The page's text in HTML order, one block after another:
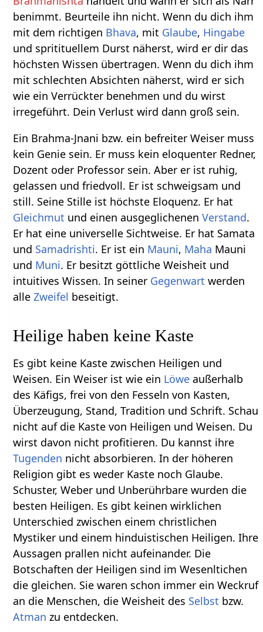
benimmt. Beurteile ihn nicht. Wenn du dich ihm
mit dem richtigen Bhava, mit Glaube, Hingabe
und spritituellem Durst näherst, wird er dir das
höchsten Wissen übertragen. Wenn du dich ihm
mit schlechten Absichten näherst, wird er sich
wie ein Verrückter benehmen und du wirst
irregeführt. Dein Verlust wird dann groß sein.
Ein Brahma-Jnani bzw. ein befreiter Weiser muss
kein Genie sein. Er muss kein eloquenter Redner,
Dozent oder Professor sein. Aber er ist ruhig,
gelassen und friedvoll. Er ist schweigsam und
still. Seine Stille ist höchste Eloquenz. Er hat
Gleichmut und einen ausgeglichenenVerstand.
Er hat eine universelle Sichtweise. Er hat Samata
und Samadrishti. Er ist ein Mauni, Maha Mauni
und Muni. Er besitzt göttliche Weisheit und
intuitives Wissen. In seiner Gegenwart werden
alleZweifel beseitigt.
Heilige haben keine Kaste
Es gibt keine Kaste zwischen Heiligen und
Weisen. Ein Weiser ist wie ein Löwe außerhalb
des Käfigs, frei von den Fesseln von Kasten,
Überzeugung, Stand, Tradition und Schrift. Schau
nicht auf die Kaste von Heiligen und Weisen. Du
wirst davon nicht profitieren. Du kannst ihre
Tugenden nicht absorbieren. In der höheren
Religion gibt es weder Kaste noch Glaube.
Schuster, Weber und Unberührbare wurden die
besten Heiligen. Es gibt keinen wirklichen
Unterschied zwischen einem christlichen
Mystiker und einem hinduistischen Heiligen. Ihre
Aussagen prallen nicht aufeinander. Die
Botschaften der Heiligen sind im Wesenltichen
die gleichen. Sie waren schon immer ein Weckruf
an die Menschen, die Weisheit des Selbst bzw.
Atman zu entdecken.